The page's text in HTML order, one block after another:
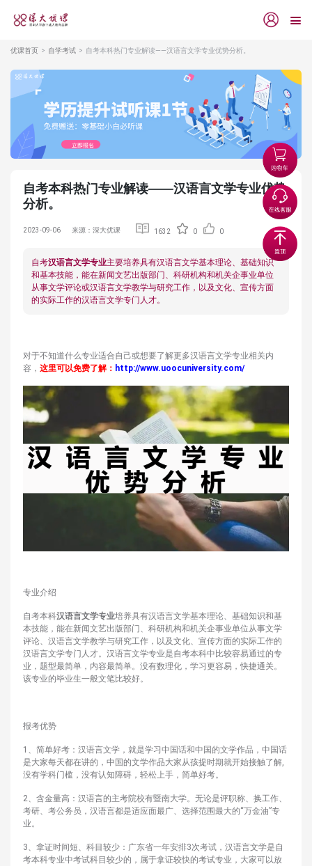
优课首页 自学考试 自考本科热门专业解读——汉语言文学专业优势分析。
自考本科热门专业解读——汉语言文学专业优势
分析。
2023-09-06 来源：深大优课 1632 0 0
自考汉语言文学专业主要培养具有汉语言文学基本理论、基础知识
和基本技能，能在新闻文艺出版部门、科研机构和机关企事业单位
从事文学评论或汉语言文学教学与研究工作，以及文化、宣传方面
的实际工作的汉语言文学专门人才。
对于不知道什么专业适合自己或想要了解更多汉语言文学专业相关内
容， 这里可以免费了解： http://www.uoocuniversity.com/
专业介绍
自考本科汉语言文学专业培养具有汉语言文学基本理论、基础知识和基
本技能，能在新闻文艺出版部门、科研机构和机关企事业单位从事文学
评论、汉语言文学教学与研究工作，以及文化、宣传方面的实际工作的
汉语言文学专门人才。汉语言文学专业是自考本科中比较容易通过的专
业，题型最简单，内容最简单。没有数理化，学习更容易，快捷通关。
该专业的毕业生一般文笔比较好。
报考优势
1、简单好考：汉语言文学，就是学习中国话和中国的文学作品，中国话
是大家每天都在讲的，中国的文学作品大家从孩提时期就开始接触了解,
没有学科门槛，没有认知障碍，轻松上手，简单好考。
2、含金量高：汉语言的主考院校有暨南大学。无论是评职称、换工作、
考研、考公务员，汉语言都是适应面最广、选择范围最大的“万金油”专
业。
3、拿证时间短、科目较少：广东省一年安排3次考试，汉语言文学是自
考本科专业中考试科目较少的，属于拿证较快的考试专业，大家可以放